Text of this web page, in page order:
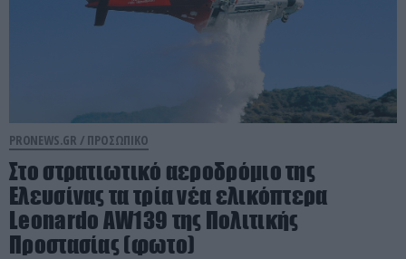
PRONEWS.GR / ΠΡΟΣΩΠΙΚΟ
Στο στρατιωτικό αεροδρόμιο της
Ελευσίνας τα τρία νέα ελικόπτερα
Leonardo AW139 της Πολιτικής
Προστασίας (φωτο)